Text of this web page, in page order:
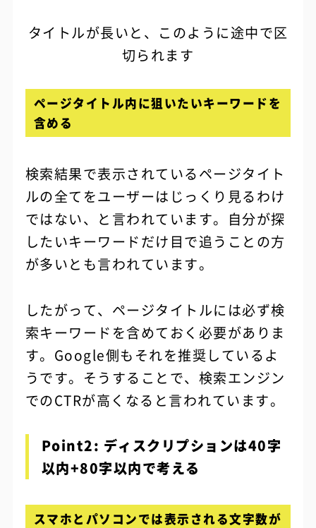
タイトルが長いと、このように途中で区
切られます
ページタイトル内に狙いたいキーワードを
含める
検索結果で表示されているページタイト
ルの全てをユーザーはじっくり見るわけ
ではない、と言われています。自分が探
したいキーワードだけ目で追うことの方
が多いとも言われています。
したがって、ページタイトルには必ず検
索キーワードを含めておく必要がありま
す。Google側もそれを推奨しているよ
うです。そうすることで、検索エンジン
でのCTRが高くなると言われています。
Point2: ディスクリプションは40字
以内+80字以内で考える
スマホとパソコンでは表示される文字数が